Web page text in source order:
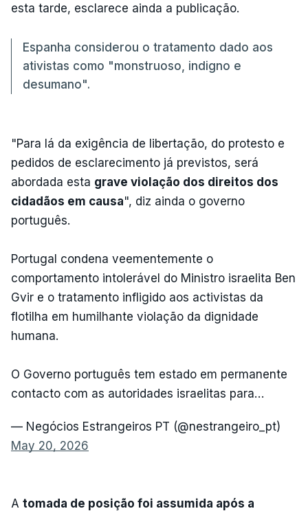
esta tarde, esclarece ainda a publicação.
Espanha considerou o tratamento dado aos
ativistas como "monstruoso, indigno e
desumano".
"Para lá da exigência de libertação, do protesto e
pedidos de esclarecimento já previstos, será
abordada esta grave violação dos direitos dos
cidadãos em causa", diz ainda o governo
português.
Portugal condena veementemente o
comportamento intolerável do Ministro israelita Ben
Gvir e o tratamento infligido aos activistas da
flotilha em humilhante violação da dignidade
humana.
O Governo português tem estado em permanente
contacto com as autoridades israelitas para…
— Negócios Estrangeiros PT (@nestrangeiro_pt)
May 20, 2026
A tomada de posição foi assumida após a